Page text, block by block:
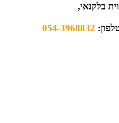
בלקנאי,
054-3968832